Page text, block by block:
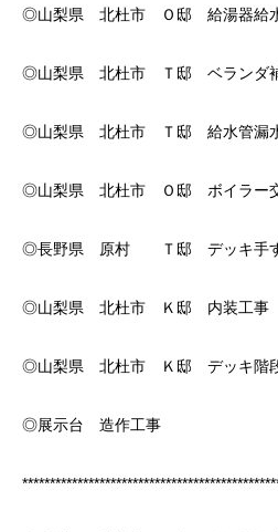
◎山梨県 北杜市 Ｏ邸 給湯器給
◎山梨県 北杜市 Ｔ邸 ベランダ補
◎山梨県 北杜市 Ｔ邸 給水管漏
◎山梨県 北杜市 Ｏ邸 ボイラー
◎長野県 原村 Ｔ邸 デッキ手す
◎山梨県 北杜市 Ｋ邸 内装工事
◎山梨県 北杜市 Ｋ邸 デッキ階
◎展示台 造作工事